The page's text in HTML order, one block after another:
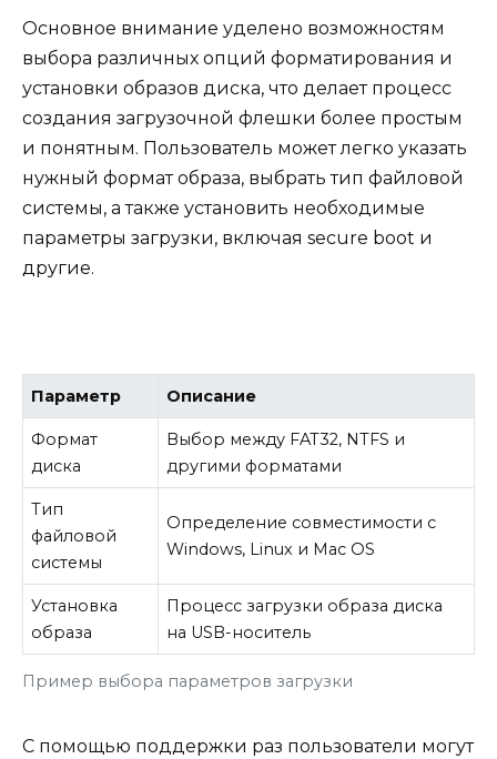
Основное внимание уделено возможностям
выбора различных опций форматирования и
установки образов диска, что делает процесс
создания загрузочной флешки более простым
и понятным. Пользователь может легко указать
нужный формат образа, выбрать тип файловой
системы, а также установить необходимые
параметры загрузки, включая secure boot и
другие.
Пример выбора параметров загрузки
Параметр Описание
Формат
диска
Выбор между FAT32, NTFS и
другими форматами
Тип
файловой
системы
Определение совместимости с
Windows, Linux и Mac OS
Установка
образа
Процесс загрузки образа диска
на USB-носитель
С помощью поддержки раз пользователи могут